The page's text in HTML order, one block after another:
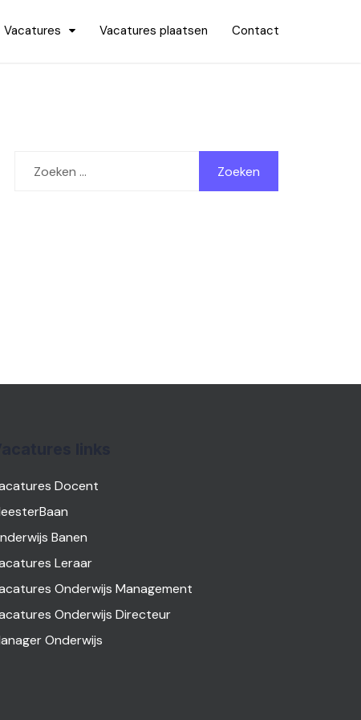
Vacatures Vacatures plaatsen Contact
naar:
Docent
Banen
Leraar
Onderwijs Management
Onderwijs Directeur
Onderwijs